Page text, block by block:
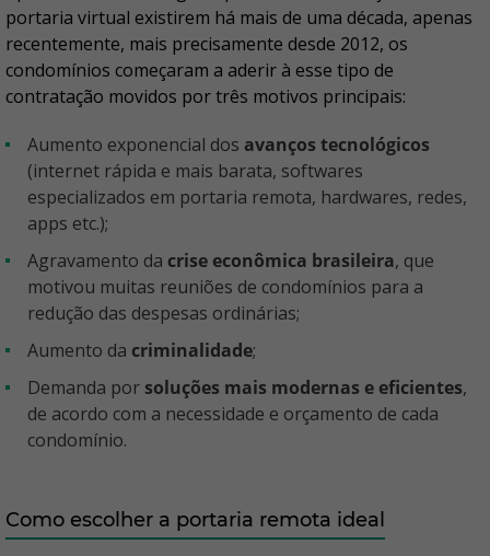
portaria virtual existirem há mais de uma década, apenas
recentemente, mais precisamente desde 2012, os
condomínios começaram a aderir à esse tipo de
contratação movidos por três motivos principais:
aumento exponencial dos avanços tecnológicos
(internet rápida e mais barata, softwares
especializados em portaria remota, hardwares, redes,
apps etc.);
agravamento da crise econômica brasileira, que
motivou muitas reuniões de condomínios para a
redução das despesas ordinárias;
aumento da criminalidade;
demanda por soluções mais modernas e eficientes,
de acordo com a necessidade e orçamento de cada
condomínio.
Como escolher a portaria remota ideal